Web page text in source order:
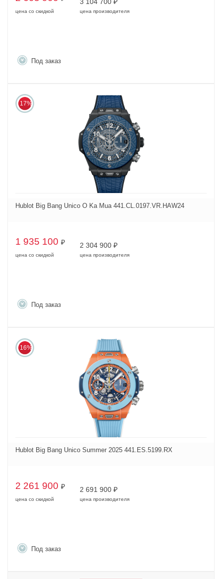
цена со скидкой
₽
цена производителя
Под заказ
17%
Hublot Big Bang Unico O Ka Mua 441.CL.0197.VR.HAW24
1 935 100 ₽
цена со скидкой
2 304 900 ₽
цена производителя
Под заказ
16%
Hublot Big Bang Unico Summer 2025 441.ES.5199.RX
2 261 900 ₽
цена со скидкой
2 691 900 ₽
цена производителя
Под заказ